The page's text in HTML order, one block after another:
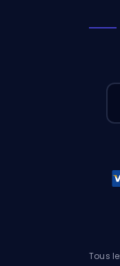
Tous